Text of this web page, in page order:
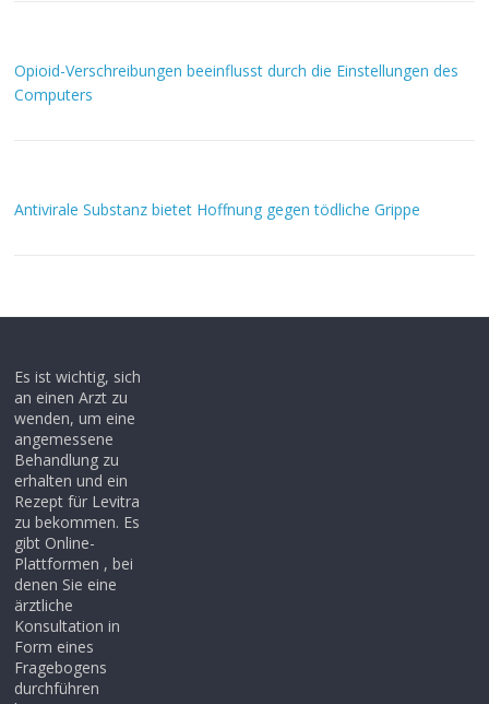
Opioid-Verschreibungen beeinflusst durch die Einstellungen des
Computers
Antivirale Substanz bietet Hoffnung gegen tödliche Grippe
Es ist wichtig, sich
an einen Arzt zu
wenden, um eine
angemessene
Behandlung zu
erhalten und ein
Rezept für Levitra
zu bekommen. Es
gibt Online-
Plattformen , bei
denen Sie eine
ärztliche
Konsultation in
Form eines
Fragebogens
durchführen